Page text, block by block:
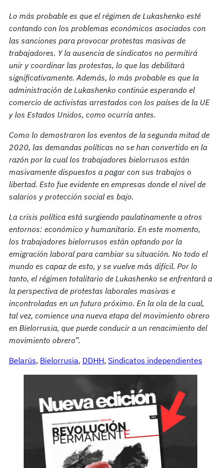
Lo más probable es que el régimen de Lukashenko esté
contando con los problemas económicos asociados con
las sanciones para provocar protestas masivas de
trabajadores. Y la ausencia de sindicatos no permitirá
unir y coordinar las protestas, lo que las debilitará
significativamente. Además, lo más probable es que la
administración de Lukashenko continúe esperando el
comercio de activistas arrestados con los países de la UE
y los Estados Unidos, como ocurría antes.
Como lo demostraron los eventos de la segunda mitad de
2020, las demandas políticas no se han convertido en la
razón por la cual los trabajadores bielorrusos están
masivamente dispuestos a pagar con sus trabajos o
libertad. Esto fue evidente en empresas donde el nivel de
salarios y protección social es bajo.
La crisis política está surgiendo paulatinamente a otros
entornos: económico y humanitario. En este momento,
los trabajadores bielorrusos están optando por la
emigración laboral para cambiar su situación. No todo el
mundo es capaz de esto, y se vuelve más difícil. Por lo
tanto, el régimen totalitario de Lukashenko se enfrentará a
la perspectiva de protestas laborales masivas e
incontroladas en un futuro próximo. En la ola de la cual,
tal vez, comience una nueva etapa del movimiento obrero
en Bielorrusia, que puede conducir a un renacimiento del
movimiento obrero”.
Belarús, Bielorrusia, DDHH, Sindicatos independientes